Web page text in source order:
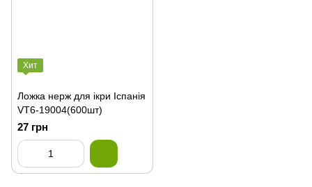
Хит
Ложка нерж для ікри Іспанія
VT6-19004(600шт)
27 грн